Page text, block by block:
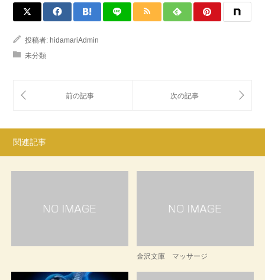
投稿者: hidamariAdmin
未分類
関連記事
金沢文庫 マッサージ